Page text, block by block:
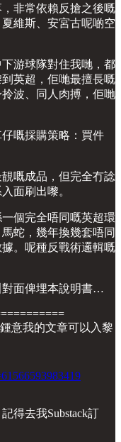
非常依賴反搶之後嘅
維斯、安宮古呢啲空
游球隊對住我哋，都
英超，佢哋最擅長嘅
波、同人肉搏，佢哋
嘅採購策略：買件
嘅成品，但完全冇諗
面刷出嚟。
個完全唔同嘅英超環
蛇，幾年換幾套唔同
。呢種反戰術邏輯嘅
對面俾埋本說明書…
意我的文章可以入黎
得去我Substack訂